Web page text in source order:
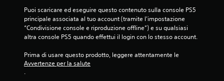
Puoi scaricare ed eseguire questo contenuto sulla console PS5
principale associata al tuo account (tramite l'impostazione
“Condivisione console e riproduzione offline”) e su qualsiasi
altra console PS5 quando effettui il login con lo stesso account.
Prima di usare questo prodotto, leggere attentamente le
Avvertenze per la salute
.